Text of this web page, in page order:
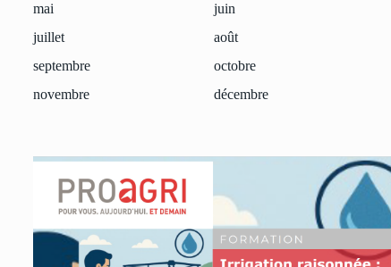
mai
juin
juillet
août
septembre
octobre
novembre
décembre